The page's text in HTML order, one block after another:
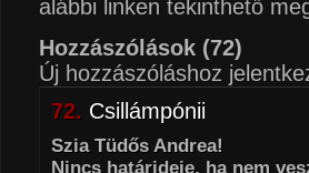
alábbi linken tekinthető
Hozzászólások (72)
Új hozzászóláshoz
72. Csillámpónii
Szia Tüdős Andrea!
Nincs határideje, ha nem